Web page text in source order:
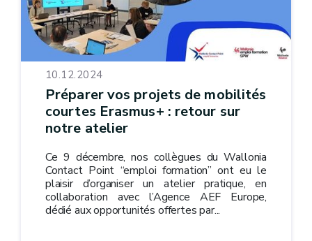
10.12.2024
Préparer vos projets de mobilités
courtes Erasmus+ : retour sur
notre atelier
Ce 9 décembre, nos collègues du Wallonia
Contact Point “emploi formation” ont eu le
plaisir d’organiser un atelier pratique, en
collaboration avec l’Agence AEF Europe,
dédié aux opportunités offertes par...